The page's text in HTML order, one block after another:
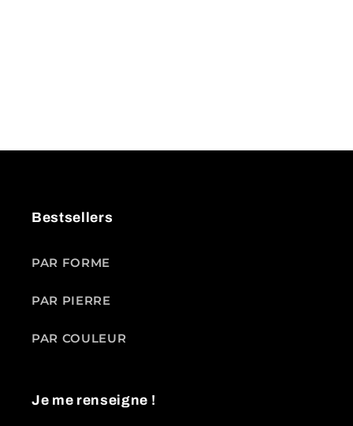
Bestsellers
PAR FORME
PAR PIERRE
PAR COULEUR
Je me renseigne !